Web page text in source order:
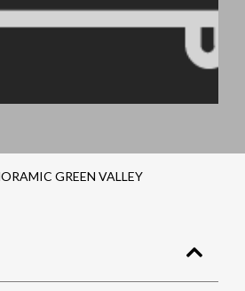
GREEN VALLEY